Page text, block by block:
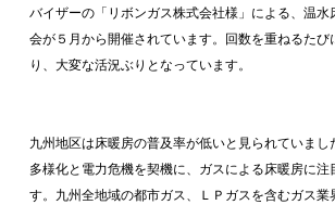
バイザーの「リボンガス株式会社様」による、温
会が５月から開催されています。回数を重ねるたび
り、大変な活況ぶりとなっています。
九州地区は床暖房の普及率が低いと見られていま
多様化と電力危機を契機に、ガスによる床暖房に注
す。九州全地域の都市ガス、ＬＰガスを含むガス業